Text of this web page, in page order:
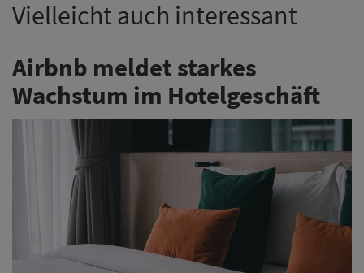
Vielleicht auch interessant
Airbnb meldet starkes
Wachstum im Hotelgeschäft